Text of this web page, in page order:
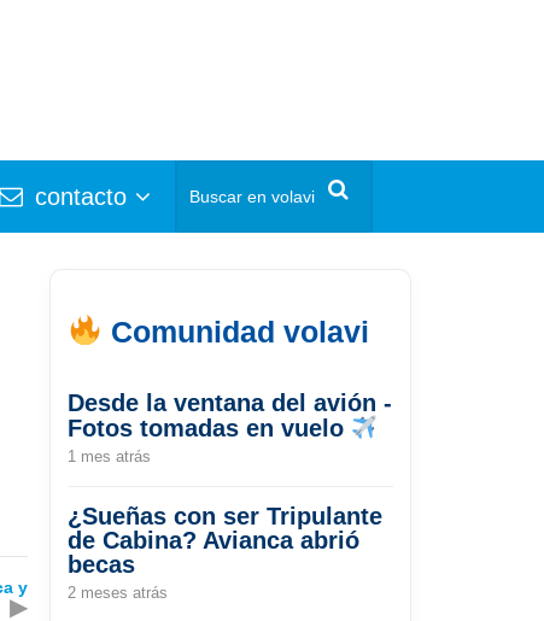
contacto
y
▶
Comunidad volavi
Desde la ventana del avión -
Fotos tomadas en vuelo
1 mes atrás
¿Sueñas con ser Tripulante
de Cabina? Avianca abrió
becas
2 meses atrás